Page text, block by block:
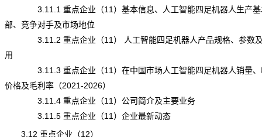
3.11.1 重点企业（11）基本信息、人工智能四足机器人生产基
部、竞争对手及市场地位
3.11.2 重点企业（11）
人工智能四足机器人产品规格、参数
用
3.11.3 重点企业（11）在中国市场人工智能四足机器人销量、
价格及毛利率（2021-2026）
3.11.4 重点企业（11）公司简介及主要业务
3.11.5 重点企业（11）企业最新动态
3.12 重点企业（12）